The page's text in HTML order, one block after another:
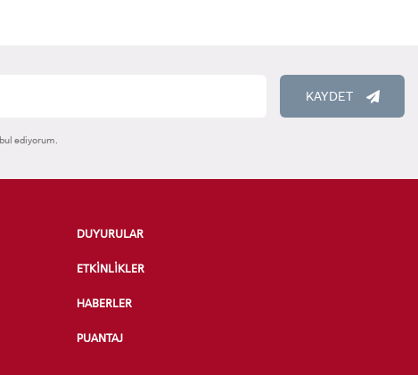
KAYDET
ediyorum.
DUYURULAR
ETKİNLİKLER
HABERLER
PUANTAJ